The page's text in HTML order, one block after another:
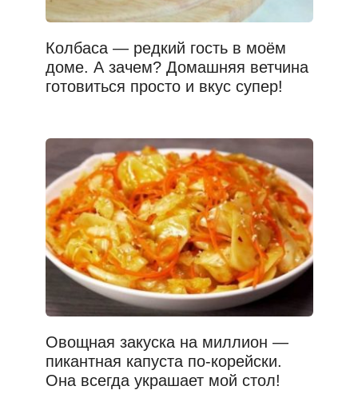
Колбаса — редкий гость в моём
доме. А зачем? Домашняя ветчина
готовиться просто и вкус супер!
Овощная закуска на миллион —
пикантная капуста по-корейски.
Она всегда украшает мой стол!